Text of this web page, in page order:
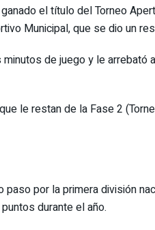
el título del Torneo
Municipal, que se dio un
de juego y le arrebató
le restan de la Fase 2
por la primera división
durante el año.